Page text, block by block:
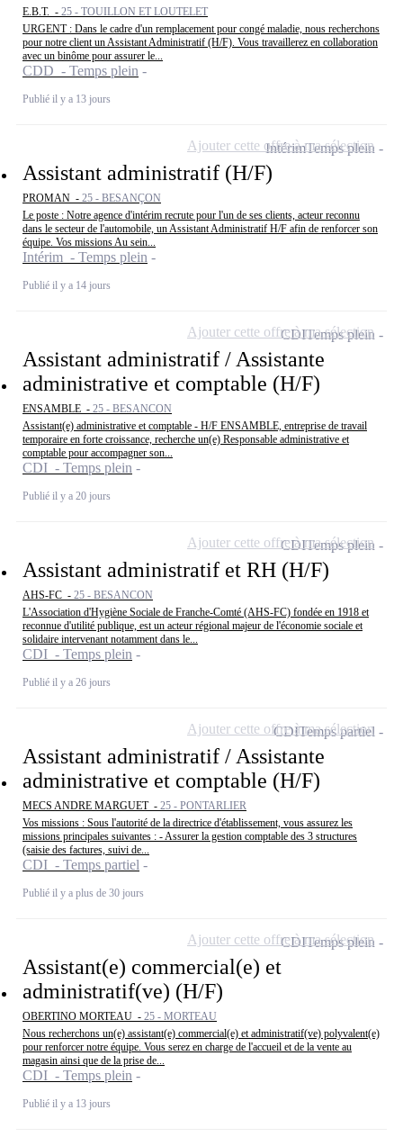
E.B.T. - 25 - TOUILLON ET LOUTELET
URGENT : Dans le cadre d'un remplacement pour congé maladie, nous recherchons
pour notre client un Assistant Administratif (H/F). Vous travaillerez en collaboration
avec un binôme pour assurer le...
CDD - Temps plein
Publié il y a 13 jours
Assistant administratif (H/F)
PROMAN - 25 - BESANÇON
Le poste : Notre agence d'intérim recrute pour l'un de ses clients, acteur reconnu
dans le secteur de l'automobile, un Assistant Administratif H/F afin de renforcer son
équipe. Vos missions Au sein...
Intérim - Temps plein
Publié il y a 14 jours
IntérimTemps plein
Ajouter cette offre à ma sélection
Assistant administratif / Assistante
administrative et comptable (H/F)
ENSAMBLE - 25 - BESANCON
Assistant(e) administrative et comptable - H/F ENSAMBLE, entreprise de travail
temporaire en forte croissance, recherche un(e) Responsable administrative et
comptable pour accompagner son...
CDI - Temps plein
Publié il y a 20 jours
CDITemps plein
Ajouter cette offre à ma sélection
Assistant administratif et RH (H/F)
AHS-FC - 25 - BESANCON
L'Association d'Hygiène Sociale de Franche-Comté (AHS-FC) fondée en 1918 et
reconnue d'utilité publique, est un acteur régional majeur de l'économie sociale et
solidaire intervenant notamment dans le...
CDI - Temps plein
Publié il y a 26 jours
CDITemps plein
Ajouter cette offre à ma sélection
Assistant administratif / Assistante
administrative et comptable (H/F)
MECS ANDRE MARGUET - 25 - PONTARLIER
Vos missions : Sous l'autorité de la directrice d'établissement, vous assurez les
missions principales suivantes : - Assurer la gestion comptable des 3 structures
(saisie des factures, suivi de...
CDI - Temps partiel
Publié il y a plus de 30 jours
CDITemps partiel
Ajouter cette offre à ma sélection
Assistant(e) commercial(e) et
administratif(ve) (H/F)
OBERTINO MORTEAU - 25 - MORTEAU
Nous recherchons un(e) assistant(e) commercial(e) et administratif(ve) polyvalent(e)
pour renforcer notre équipe. Vous serez en charge de l'accueil et de la vente au
magasin ainsi que de la prise de...
CDI - Temps plein
Publié il y a 13 jours
CDITemps plein
Ajouter cette offre à ma sélection